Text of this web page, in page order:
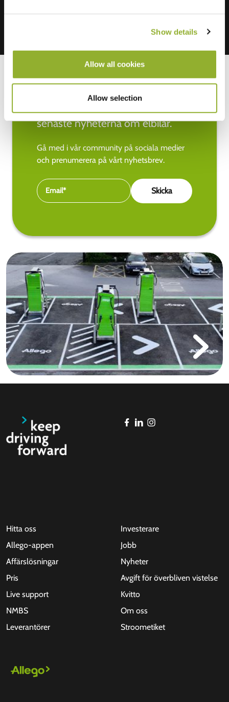
Show details
Allow all cookies
Allow selection
Håll dig uppdaterad med de
senaste nyheterna om elbilar.
Gå med i vår community på sociala medier
och prenumerera på vårt nyhetsbrev.
Hitta oss
Allego-appen
Affärslösningar
Pris
Live support
NMBS
Leverantörer
Investerare
Jobb
Nyheter
Avgift för överbliven vistelse
Kvitto
Om oss
Stroometiket